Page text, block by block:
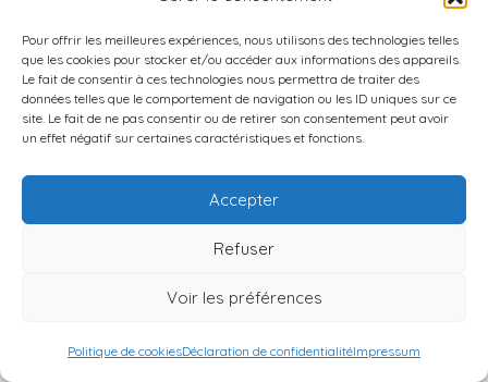
Pour offrir les meilleures expériences, nous utilisons des technologies telles
que les cookies pour stocker et/ou accéder aux informations des appareils.
Le fait de consentir à ces technologies nous permettra de traiter des
données telles que le comportement de navigation ou les ID uniques sur ce
site. Le fait de ne pas consentir ou de retirer son consentement peut avoir
un effet négatif sur certaines caractéristiques et fonctions.
Accepter
Refuser
Voir les préférences
Politique de cookiesDéclaration de confidentialitéImpressum
ont doublé de valeur en cinq ans grâce à
un financement soigneusement structuré
illustrent le potentiel de cet effet.
Cependant, il est essentiel d’éviter des
les régulations sur la propriété étrangère ou
sous-estimer les coûts imprévus. Connaître
le contexte économique et juridique de
l’Indonésie est fondamental pour éviter les
avec l’aide de conseillers financiers